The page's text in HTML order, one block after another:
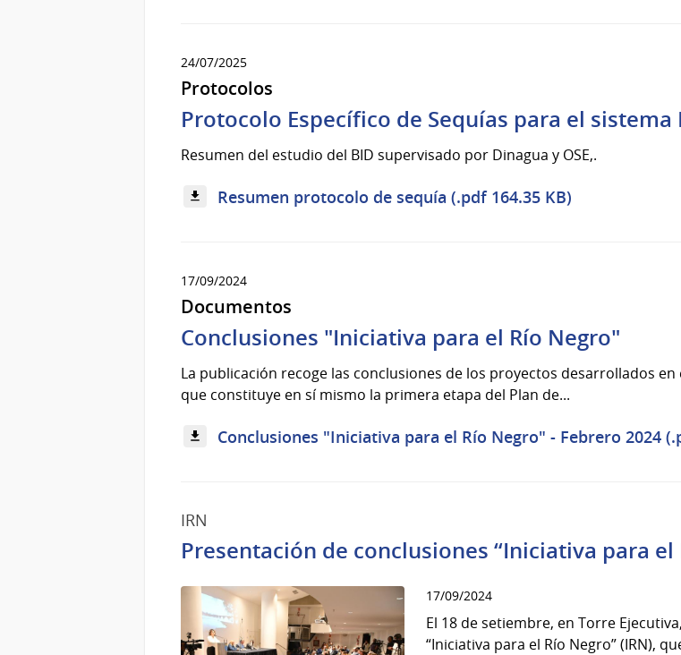
24/07/2025
Protocolos
Protocolo Específico de Sequías para el
Resumen del estudio del BID supervisado por Dinagua y OSE,.
Resumen protocolo de sequía (.pdf 164.35 KB)
17/09/2024
Documentos
Conclusiones "Iniciativa para el Río Negro"
La publicación recoge las conclusiones de los proyectos desarrollados
que constituye en sí mismo la primera etapa del Plan de...
Conclusiones "Iniciativa para el Río Negro" - Febrero 2024
IRN
Presentación de conclusiones “Iniciativa para el
17/09/2024
El 18 de setiembre, en Torre
“Iniciativa para el Río Negro” (IRN),